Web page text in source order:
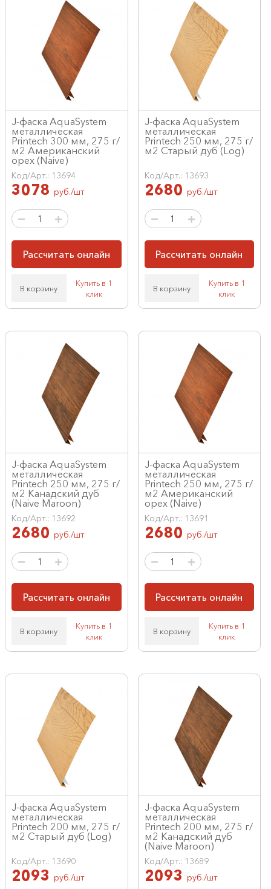
J-фаска AquaSystem
металлическая
Printech 300 мм, 275 г/
м2 Американский
орех (Naive)
Код/Арт.: 13694
3078 руб./шт
Рассчитать онлайн
В корзину
Купить в 1
клик
J-фаска AquaSystem
металлическая
Printech 250 мм, 275 г/
м2 Старый дуб (Log)
Код/Арт.: 13693
2680 руб./шт
Рассчитать онлайн
В корзину
Купить в 1
клик
J-фаска AquaSystem
металлическая
Printech 250 мм, 275 г/
м2 Канадский дуб
(Naive Maroon)
Код/Арт.: 13692
2680 руб./шт
Рассчитать онлайн
В корзину
Купить в 1
клик
J-фаска AquaSystem
металлическая
Printech 250 мм, 275 г/
м2 Американский
орех (Naive)
Код/Арт.: 13691
2680 руб./шт
Рассчитать онлайн
В корзину
Купить в 1
клик
J-фаска AquaSystem
металлическая
Printech 200 мм, 275 г/
м2 Старый дуб (Log)
Код/Арт.: 13690
2093 руб./шт
J-фаска AquaSystem
металлическая
Printech 200 мм, 275 г/
м2 Канадский дуб
(Naive Maroon)
Код/Арт.: 13689
2093 руб./шт